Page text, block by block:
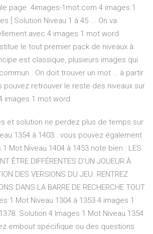
page. 4images-1mot.com 4 images 1
[ Solution Niveau 1 à 45 ... On va
avec 4 images 1 mot word
le tout premier pack de niveaux à
est classique, plusieurs images qui
. On doit trouver un mot … à partir
pouvez retrouver le reste des niveaux sur
images 1 mot word
et solution ne perdez plus de temps sur
1354 à 1403 . vous pouvez également
Mot Niveau 1404 à 1453 note bien : LES
ÊTRE DIFFÉRENTES D’UN JOUEUR À
DES VERSIONS DU JEU. RENTREZ
DANS LA BARRE DE RECHERCHE TOUT
1 Mot Niveau 1304 à 1353 4 images 1
Solution 4 Images 1 Mot Niveau 1354
embout spécifique ou des questions